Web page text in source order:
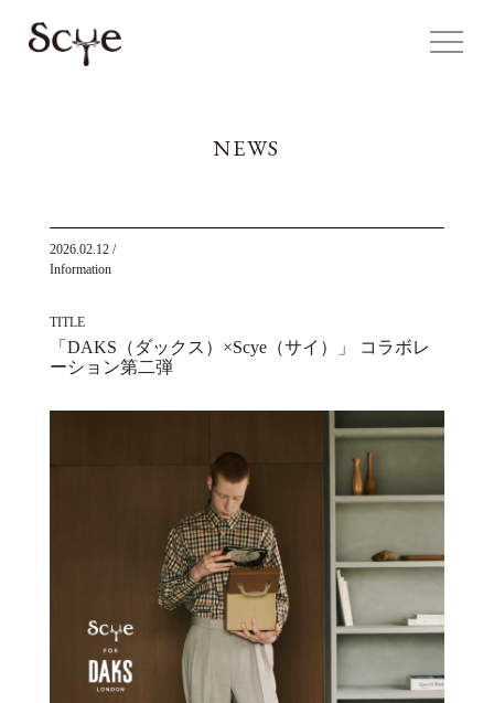
NEWS
2026.02.12/
Information
TITLE
「DAKS（ダックス）×Scye（サイ）」 コラボレ
ーション第二弾